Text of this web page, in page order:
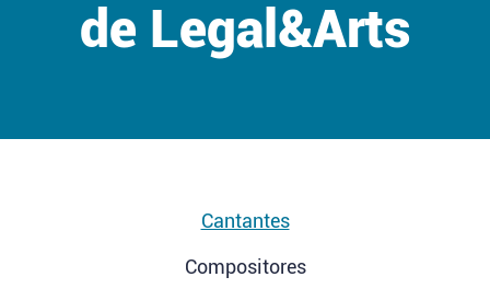
de Legal&Arts
Cantantes
Compositores